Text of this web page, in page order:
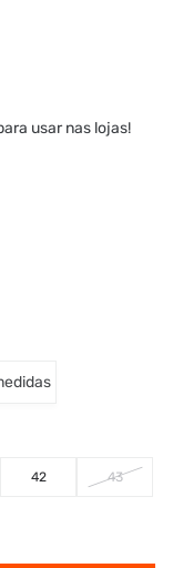
usar nas lojas!
42 43